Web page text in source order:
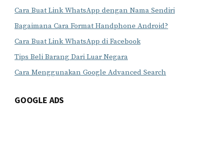
Cara Buat Link WhatsApp dengan Nama Sendiri
Bagaimana Cara Format Handphone Android?
Cara Buat Link WhatsApp di Facebook
Tips Beli Barang Dari Luar Negara
Cara Menggunakan Google Advanced Search
GOOGLE ADS